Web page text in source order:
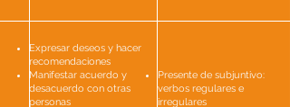
Expresar deseos y hacer
recomendaciones
Manifestar acuerdo y
desacuerdo con otras
personas
Presente de subjuntivo:
verbos regulares e
irregulares